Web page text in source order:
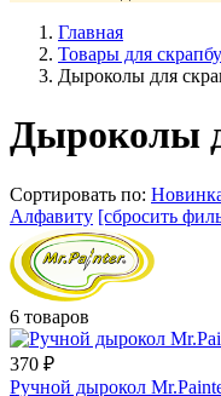
Главная
Товары для
Дыроколы для
Дыроколы
Сортировать по:
Алфавиту [сбросить
6 товаров
370 ₽
Ручной дырокол